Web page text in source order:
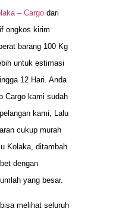
– Cargo dari
ongkos kirim
barang 100 Kg
untuk estimasi
12 Hari. Anda
Cargo kami sudah
kami, Lalu
cukup murah
Kolaka, ditambah
dengan
yang besar.
melihat seluruh